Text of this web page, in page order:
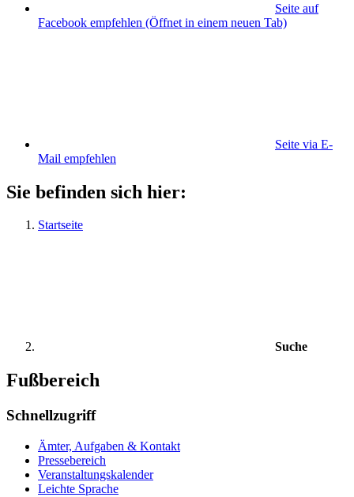
Seite auf
Facebook empfehlen (Öffnet in einem neuen Tab)
Seite via E-
Mail empfehlen
Sie befinden sich hier:
Startseite
Suche
Fußbereich
Schnellzugriff
Ämter, Aufgaben & Kontakt
Pressebereich
Veranstaltungskalender
Leichte Sprache